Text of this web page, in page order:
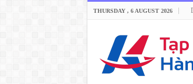
THURSDAY , 6 AUGUST 2026